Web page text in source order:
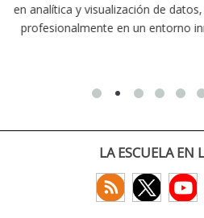
convencido de que elegir
decisiones
LA ESCUELA EN